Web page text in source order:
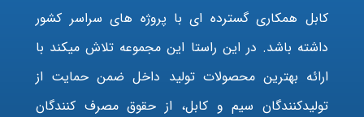
کابل همکاری گسترده ای با پروژه های سراسر کشور
داشته باشد. در این راستا این مجموعه تلاش میکند با
ارائه بهترین محصولات تولید داخل ضمن حمایت از
تولیدکنندگان سیم و کابل، از حقوق مصرف کنندگان